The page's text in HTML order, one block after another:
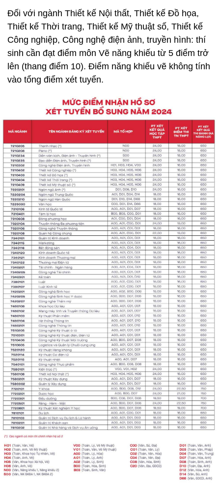
Đối với ngành Thiết kế Nội thất, Thiết kế Đồ họa,
Thiết kế Thời trang, Thiết kế Mỹ thuật số, Thiết kế
Công nghiệp, Công nghệ điện ảnh, truyền hình: thí
sinh cần đạt điểm môn Vẽ năng khiếu từ 5 điểm trở
lên (thang điểm 10). Điểm năng khiếu vẽ không tính
vào tổng điểm xét tuyển.